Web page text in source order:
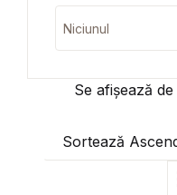
Se afișează de
Sortează